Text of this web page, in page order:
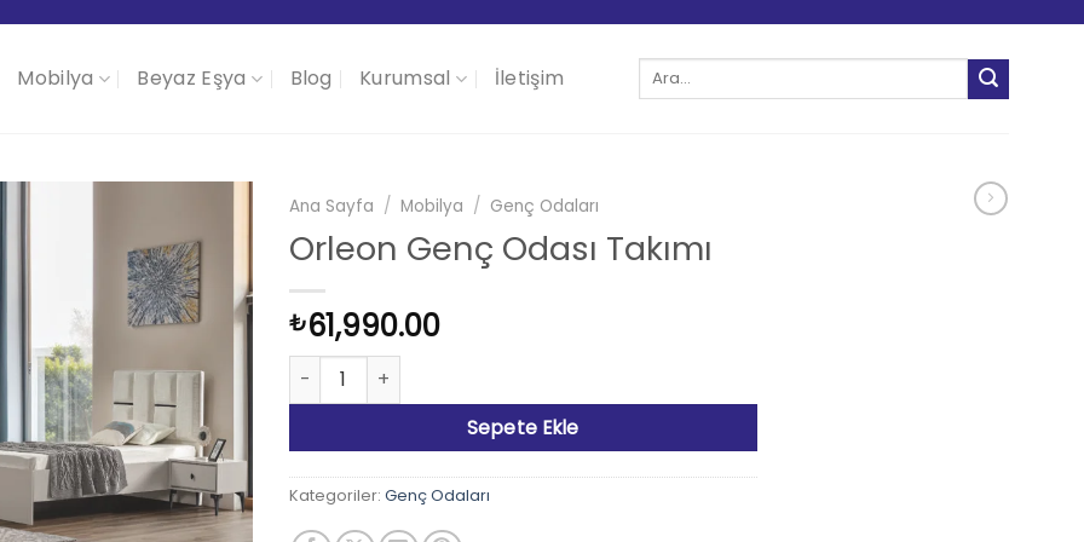
Mobilya Beyaz Eşya Blog Kurumsal İletişim Ara:
Ana Sayfa / Mobilya / Genç Odaları
Orleon Genç Odası Takımı
₺61,990.00
Orleon Genç Odası Takımı adet
Sepete Ekle
Kategoriler: Genç Odaları